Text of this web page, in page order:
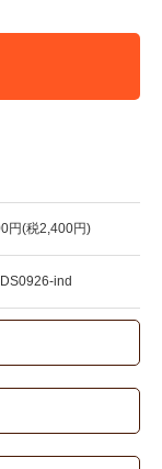
ございます。
に入れてお進み
円(税2,400円)
ind